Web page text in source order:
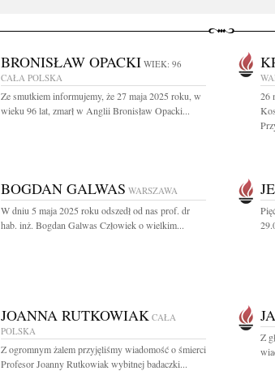
BRONISŁAW OPACKI WIEK: 96
CAŁA POLSKA
Ze smutkiem informujemy, że 27 maja 2025 roku, w
wieku 96 lat, zmarł w Anglii Bronisław Opacki...
26
BOGDAN GALWAS WARSZAWA
W dniu 5 maja 2025 roku odszedł od nas prof. dr
hab. inż. Bogdan Galwas Człowiek o wielkim...
JOANNA RUTKOWIAK CAŁA
POLSKA
Z ogromnym żalem przyjęliśmy wiadomość o śmierci
Profesor Joanny Rutkowiak wybitnej badaczki...
Z